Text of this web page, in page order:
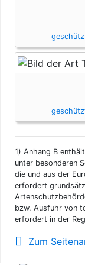
1) Anhang B
unter besonderen
die und aus der
erfordert
bzw. Ausfuhr von
erfordert in der
Zum